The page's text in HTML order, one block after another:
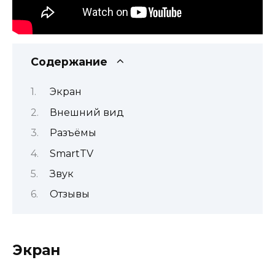
Содержание
Экран
Внешний вид
Разъёмы
SmartTV
Звук
Отзывы
Экран